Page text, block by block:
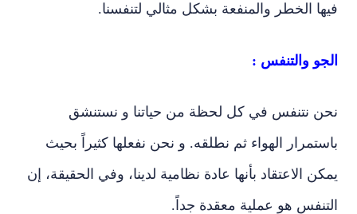
فيها الخطر والمنفعة بشكل مثالي لتنفسنا.
الجو والتنفس :
نحن نتنفس في كل لحظة من حياتنا و نستنشق
باستمرار الهواء ثم نطلقه. و نحن نفعلها كثيراً بحيث
يمكن الاعتقاد بأنها عادة نظامية لدينا، وفي الحقيقة، إن
التنفس هو عملية معقدة جداً.